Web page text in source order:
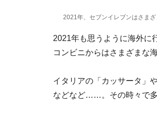
2021年、セブンイレブンはさま
2021年も思うように海外に
コンビニからはさまざまな
イタリアの「カッサータ」
などなど……。その時々で多